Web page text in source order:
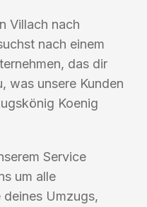
Villach nach
nach einem
das dir
was unsere Kunden
Koenig
Service
um alle
Umzugs,